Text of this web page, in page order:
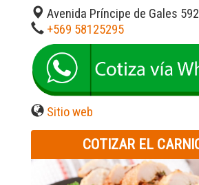
Avenida Príncipe de Gales
+569 58125295
Sitio web
COTIZAR EL
Previous